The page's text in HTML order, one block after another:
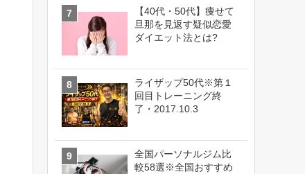
【40代・50代】痩せて
旦那を見返す疑似恋愛
ダイエット法とは?
ライザップ50代※第１
回目トレーニング終
了・2017.10.3
全国パーソナルジム比
較58選※全国おすすめ